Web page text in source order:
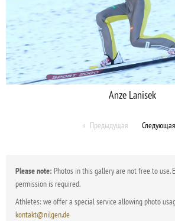
Anze Lanisek
Предыдущая Следующая
Please note: Photos in this gallery are not free to use.
permission is required.
Athletes: we offer a special service allowing photo
kontakt@nilgen.de